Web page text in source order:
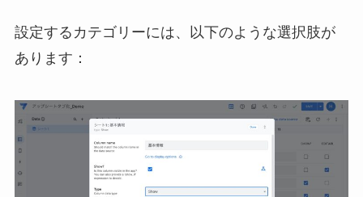
設定するカテゴリーには、以下のような選択肢が
あります：